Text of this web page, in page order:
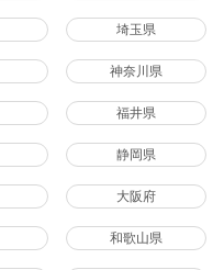
埼玉県
神奈川県
福井県
静岡県
大阪府
和歌山県